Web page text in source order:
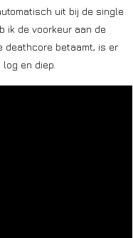
uit bij de single
ik de voorkeur aan de
deathcore betaamt, is er
en diep.